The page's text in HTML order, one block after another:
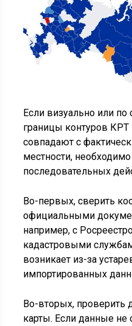
Если визуально или
границы контуров КРТ
совпадают с
местности,
последовательных
Во-первых, сверить
официальными
например, с
кадастровыми
возникает из-за
импортированных
Во-вторых, проверить
карты. Если данные не